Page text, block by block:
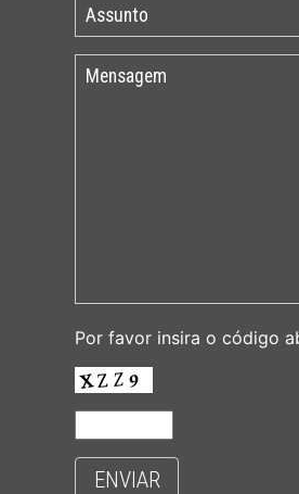
Por favor insira o código
ENVIAR